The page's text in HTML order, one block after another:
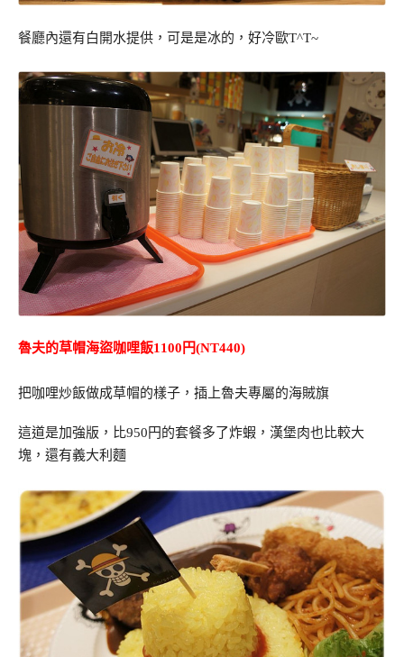
餐廳內還有白開水提供，可是是冰的，好冷歐T^T~
魯夫的草帽海盜咖哩飯1100円(NT440)
把咖哩炒飯做成草帽的樣子，插上魯夫專屬的海賊旗
這道是加強版，比950円的套餐多了炸蝦，漢堡肉也比較大
塊，還有義大利麵